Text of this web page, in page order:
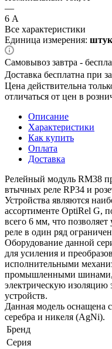
—
6 А
Все характеристики
Единица измерения: штук
Самовывоз завтра -
Доставка бесплатна при
Цена действительна
отличаться от цен в
Описание
Характеристики
Как купить
Оплата
Доставка
Релейный модуль RM38
втычных реле RP34 и
Устройства являются
ассортименте OptiRel G,
всего 6 мм, что
реле в один ряд
Оборудование данной
для усиления и
исполнительными
промышленными шинами,
электрическую изоляцию
устройств.
Данная модель оснащена
серебра и никеля (AgNi).
Бренд
Серия